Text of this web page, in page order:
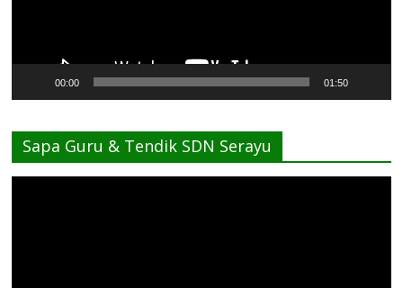
00:00 01:50
Sapa Guru & Tendik SDN Serayu